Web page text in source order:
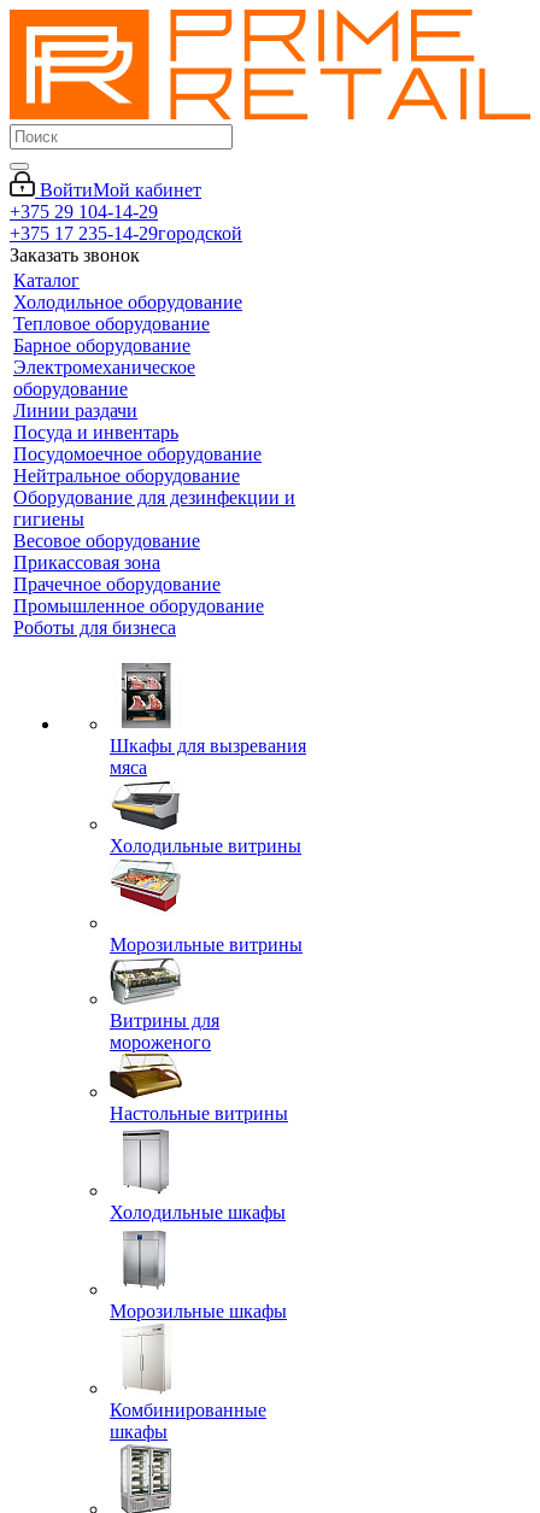
ВойтиМой кабинет
+375 29 104-14-29
+375 17 235-14-29городской
Заказать звонок
Каталог
Холодильное оборудование
Тепловое оборудование
Барное оборудование
Электромеханическое
оборудование
Линии раздачи
Посуда и инвентарь
Посудомоечное оборудование
Нейтральное оборудование
Оборудование для дезинфекции и
гигиены
Весовое оборудование
Прикассовая зона
Прачечное оборудование
Промышленное оборудование
Роботы для бизнеса
Шкафы для вызревания
мяса
Холодильные витрины
Морозильные витрины
Витрины для
мороженого
Настольные витрины
Холодильные шкафы
Морозильные шкафы
Комбинированные
шкафы